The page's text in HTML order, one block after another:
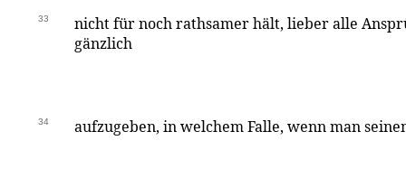
33
nicht für noch rathsamer hält, lieber alle
gänzlich
34 aufzugeben, in welchem Falle, wenn man